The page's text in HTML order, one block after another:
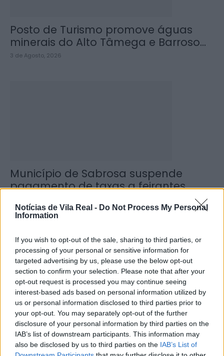
Notícias de Vila Real - Do Not Process My Personal
Information
If you wish to opt-out of the sale, sharing to third parties, or
processing of your personal or sensitive information for
targeted advertising by us, please use the below opt-out
section to confirm your selection. Please note that after your
opt-out request is processed you may continue seeing
interest-based ads based on personal information utilized by
us or personal information disclosed to third parties prior to
your opt-out. You may separately opt-out of the further
disclosure of your personal information by third parties on the
IAB’s list of downstream participants. This information may
also be disclosed by us to third parties on the IAB’s List of
Posto de Turismo promove águas
minerais do Alto Tâmega e Barroso...
3 de Agosto, 2026
Município de Sabrosa suspende
pagamento de taxas a feirantes
Apresentação do livro “A CASA DE
SANTA MARTA” de Artur Vaz
10 de Abril, 2025